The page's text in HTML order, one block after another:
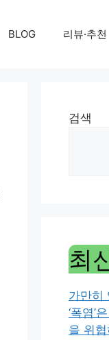
BLOG 리뷰·추천
검색
최
가만히
‘폭염’
을 위